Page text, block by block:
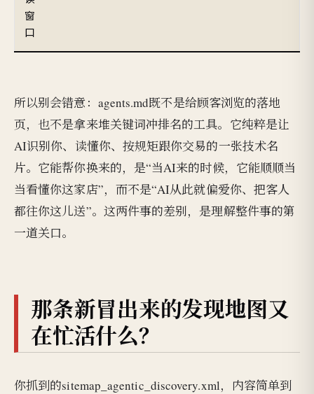
窗
口
所以别会错意：agents.md既不是给顾客浏览的落地
页，也不是拿来堆关键词冲排名的工具。它纯粹是让
AI识别你、读懂你、按规矩跟你交易的一张技术名
片。它能帮你换来的，是“当AI来的时候，它能顺顺当
当看懂你这家店”，而不是“AI从此就偏爱你、把客人
都往你这儿送”。这两件事的差别，是理解整件事的第
一道关口。
那条新冒出来的发现地图又
在忙活什么？
你抓到的sitemap_agentic_discovery.xml，内容简单到